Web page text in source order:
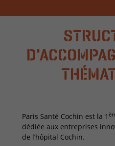
Paris Santé Cochin est la 1
dédiée aux entreprises
de l’hôpital Cochin.